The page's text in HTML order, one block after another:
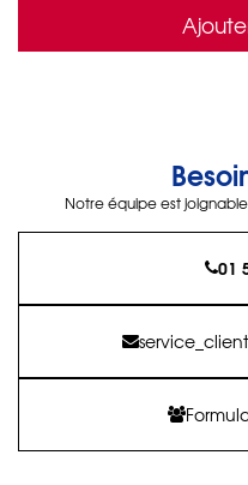
Notre équipe est
01